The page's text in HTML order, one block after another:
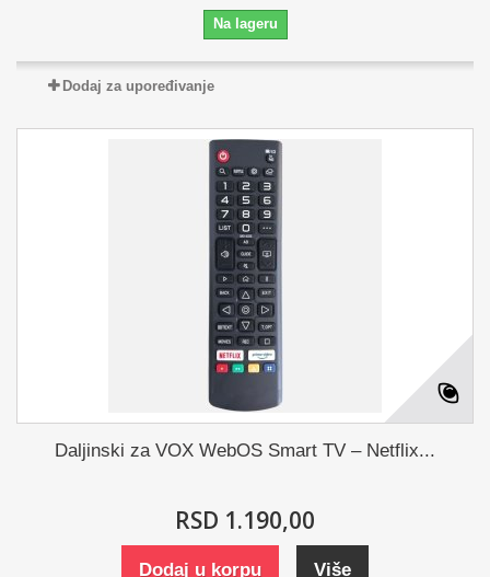
Na lageru
Dodaj za upoređivanje
Daljinski za VOX WebOS Smart TV – Netflix...
RSD 1.190,00
Dodaj u korpu Više